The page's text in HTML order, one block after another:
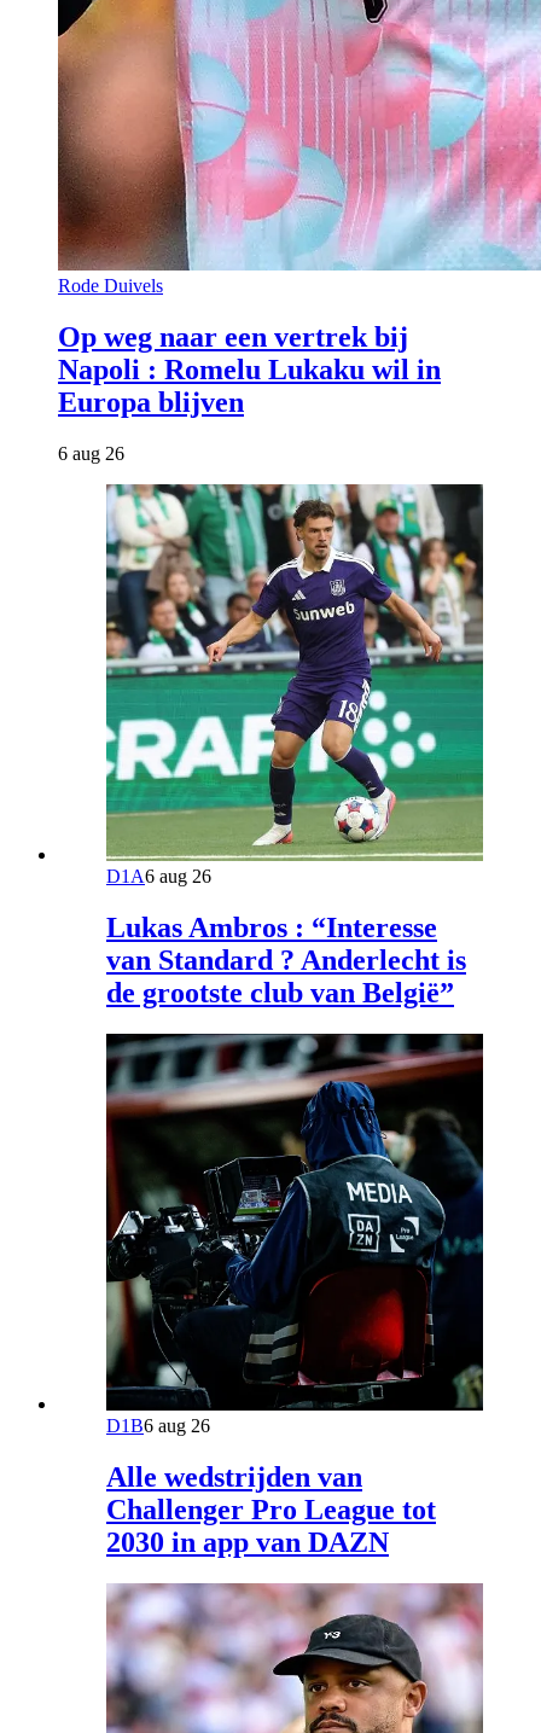
Rode Duivels
Op weg naar een vertrek bij
Napoli : Romelu Lukaku wil in
Europa blijven
6 aug 26
D1A6 aug 26
Lukas Ambros : “Interesse
van Standard ? Anderlecht is
de grootste club van België”
D1B6 aug 26
Alle wedstrijden van
Challenger Pro League tot
2030 in app van DAZN